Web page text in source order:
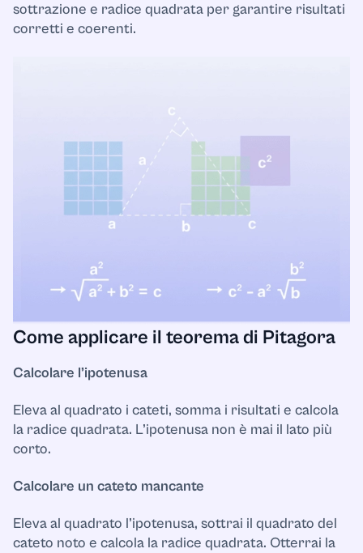
sottrazione e radice quadrata per garantire risultati
corretti e coerenti.
Come applicare il teorema di Pitagora
Calcolare l’ipotenusa
Eleva al quadrato i cateti, somma i risultati e calcola
la radice quadrata. L’ipotenusa non è mai il lato più
corto.
Calcolare un cateto mancante
Eleva al quadrato l’ipotenusa, sottrai il quadrato del
cateto noto e calcola la radice quadrata. Otterrai la